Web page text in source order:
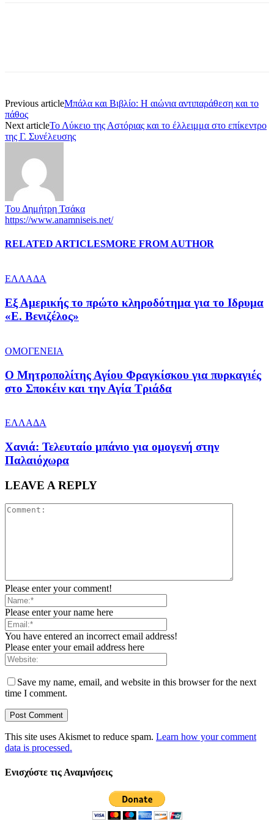
Previous articleΜπάλα και Βιβλίο: Η αιώνια αντιπαράθεση και το
πάθος
Next articleΤο Λύκειο της Αστόριας και το έλλειμμα στο επίκεντρο
της Γ. Συνέλευσης
Του Δημήτρη Τσάκα
https://www.anamniseis.net/
RELATED ARTICLESMORE FROM AUTHOR
ΕΛΛΑΔΑ
Εξ Αμερικής το πρώτο κληροδότημα για το Ιδρυμα
«Ε. Βενιζέλος»
ΟΜΟΓΕΝΕΙΑ
Ο Μητροπολίτης Αγίου Φραγκίσκου για πυρκαγιές
στο Σποκέιν και την Αγία Τριάδα
ΕΛΛΑΔΑ
Χανιά: Τελευταίο μπάνιο για ομογενή στην
Παλαιόχωρα
LEAVE A REPLY
Please enter your comment!
Please enter your name here
You have entered an incorrect email address!
Please enter your email address here
Save my name, email, and website in this browser for the next
time I comment.
This site uses Akismet to reduce spam. Learn how your comment
data is processed.
Ενισχύστε τις Αναμνήσεις